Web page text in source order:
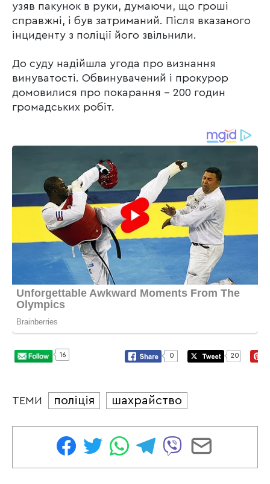
узяв пакунок в руки, думаючи, що гроші
справжні, і був затриманий. Після вказаного
інциденту з поліції його звільнили.
До суду надійшла угода про визнання
винуватості. Обвинувачений і прокурор
домовилися про покарання – 200 годин
громадських робіт.
16 0 20
ТЕМИ поліція шахрайство